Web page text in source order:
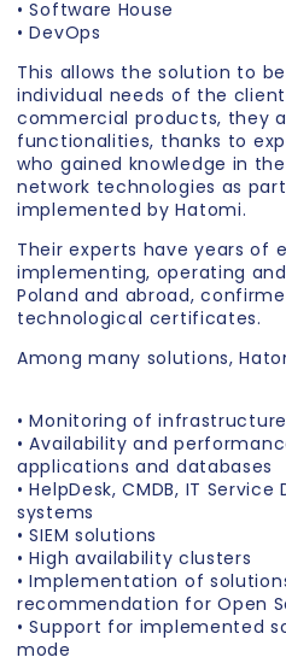
• Software House
• DevOps
This allows the solution to
individual needs of the
commercial products, they
functionalities, thanks to
who gained knowledge in
network technologies as
implemented by Hatomi.
Their experts have years of
implementing, operating
Poland and abroad,
technological certificates.
Among many solutions,
• Monitoring of
• Availability and
applications and databases
• HelpDesk, CMDB, IT
systems
• SIEM solutions
• High availability clusters
• Implementation of
recommendation for Open
• Support for implemented
mode